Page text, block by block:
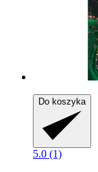
Do koszyka
5.0 (1)